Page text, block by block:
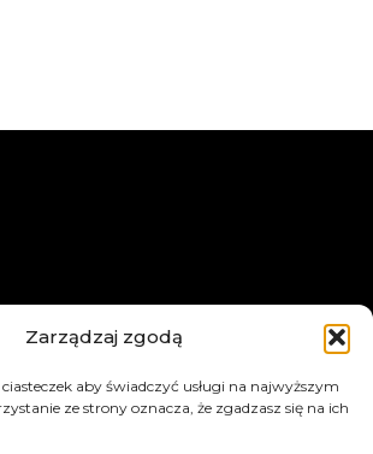
Zarządzaj zgodą
aby świadczyć usługi na najwyższym
ze strony oznacza, że zgadzasz się na ich
choć jedna osoba,
zrobiła, to znaczy że jest to